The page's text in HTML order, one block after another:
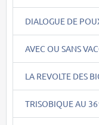
DIALOGUE DE
AVEC OU SANS
LA REVOLTE DES
TRISOBIQUE AU